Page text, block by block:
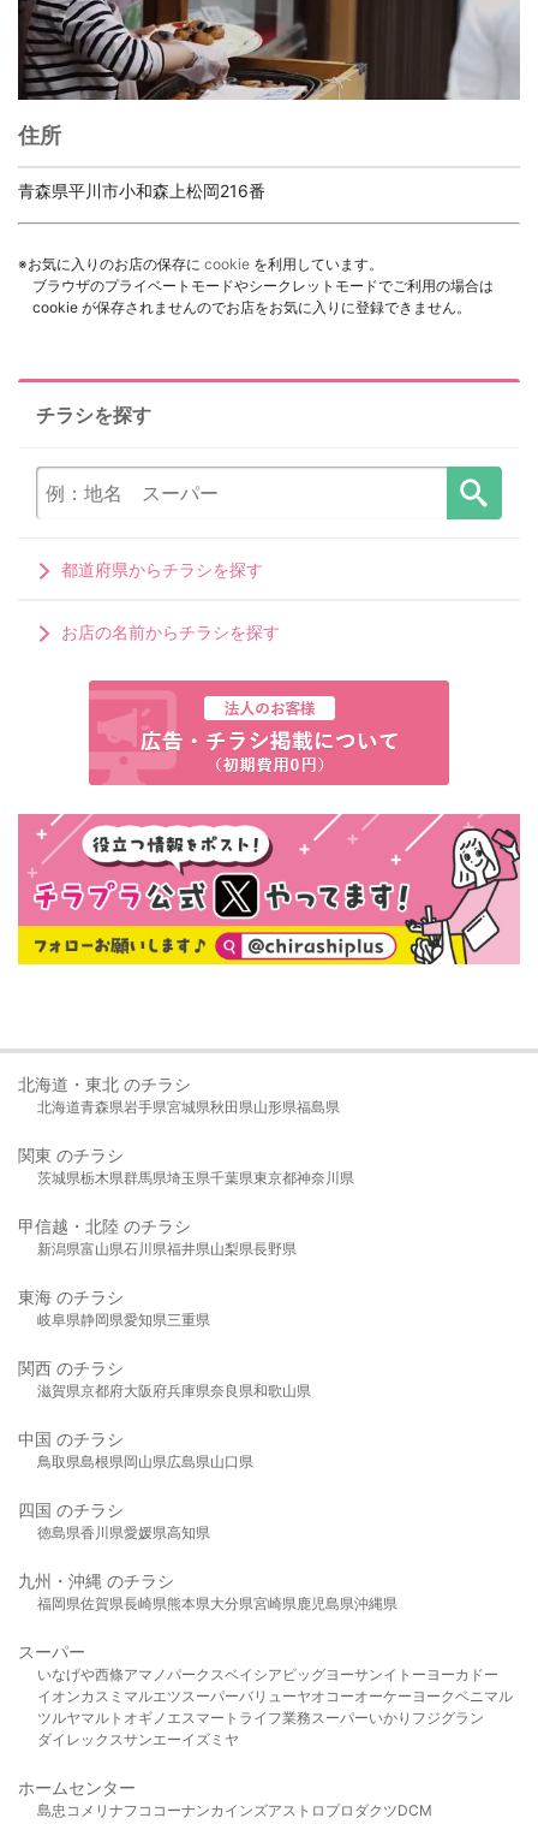
住所
青森県平川市小和森上松岡216番
※お気に入りのお店の保存に cookie を利用しています。
ブラウザのプライベートモードやシークレットモードでご利用の場合は
cookie が保存されませんのでお店をお気に入りに登録できません。
チラシを探す
都道府県からチラシを探す
お店の名前からチラシを探す
北海道・東北 のチラシ
北海道青森県岩手県宮城県秋田県山形県福島県
関東 のチラシ
茨城県栃木県群馬県埼玉県千葉県東京都神奈川県
甲信越・北陸 のチラシ
新潟県富山県石川県福井県山梨県長野県
東海 のチラシ
岐阜県静岡県愛知県三重県
関西 のチラシ
滋賀県京都府大阪府兵庫県奈良県和歌山県
中国 のチラシ
鳥取県島根県岡山県広島県山口県
四国 のチラシ
徳島県香川県愛媛県高知県
九州・沖縄 のチラシ
福岡県佐賀県長崎県熊本県大分県宮崎県鹿児島県沖縄県
スーパー
いなげや西條アマノパークスベイシア ビッグヨーサンイトーヨーカドー
イオンカスミ マルエツスーパーバリューヤオコーオーケー ヨークベニマル
ツルヤマルト オギノ エスマート ライフ業務スーパーいかり フジグラン
ダイレックスサンエーイズミヤ
ホームセンター
島忠 コメリ ナフコ コーナンカインズアストロプロダクツDCM